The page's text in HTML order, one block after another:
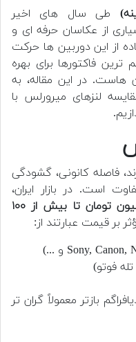
طی سال های اخیر
از عکاسان حرفه ای و
از این دوربین ها حرکت
ترین فاکتورها برای بهره
هاست. در این مقاله، به
لنزهای میرورلس با
فاصله کانونی، گشودگی
است. در بازار ایران،
۵ میلیون تومان تا بیش از ۱۰۰
بر قیمت عبارتند از:
تله فوتو)
بازتر معمولاً گران تر